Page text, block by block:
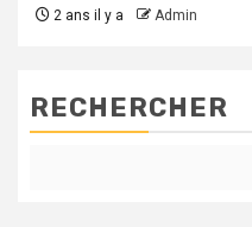
2 ans il y a Admin
RECHERCHER